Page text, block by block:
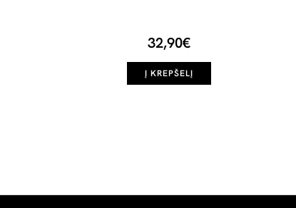
32,90€
Į KREPŠELĮ